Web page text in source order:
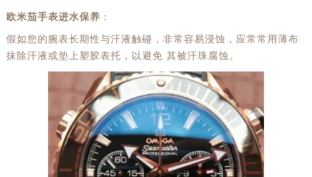
欧米茄手表进水保养 ：
假如您的腕表长期性与汗液触碰，非常容易浸蚀，应常常用薄布
抹除汗液或垫上塑胶表托，以避免 其被汗珠腐蚀。